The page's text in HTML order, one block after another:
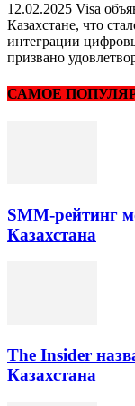
12.02.2025 Visa
Казахстане, что
интеграции
призвано
САМОЕ
SMM-рейтинг
Казахстана
The Insider
Казахстана